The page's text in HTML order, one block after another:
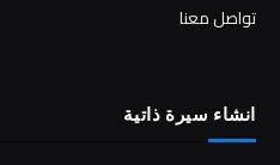
تواصل معنا
انشاء سيرة ذاتية